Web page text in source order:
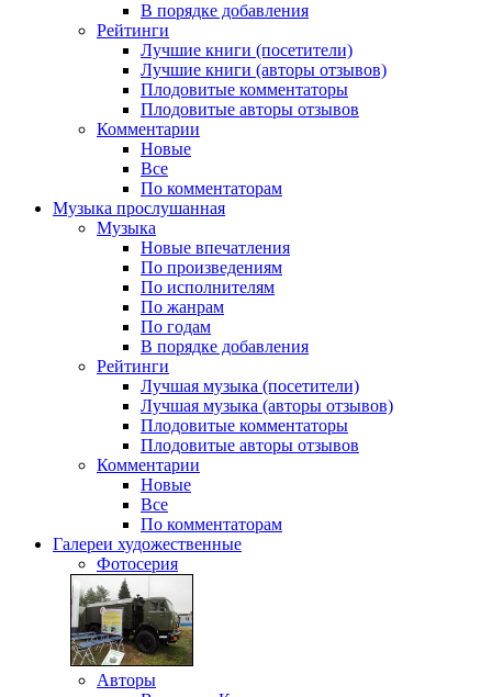
В порядке добавления
Рейтинги
Лучшие книги (посетители)
Лучшие книги (авторы отзывов)
Плодовитые комментаторы
Плодовитые авторы отзывов
Комментарии
Новые
Все
По комментаторам
Музыка прослушанная
Музыка
Новые впечатления
По произведениям
По исполнителям
По жанрам
По годам
В порядке добавления
Рейтинги
Лучшая музыка (посетители)
Лучшая музыка (авторы отзывов)
Плодовитые комментаторы
Плодовитые авторы отзывов
Комментарии
Новые
Все
По комментаторам
Галереи художественные
Фотосерия
Авторы